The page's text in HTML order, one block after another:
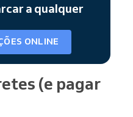
a qualquer
ONLINE
(e pagar